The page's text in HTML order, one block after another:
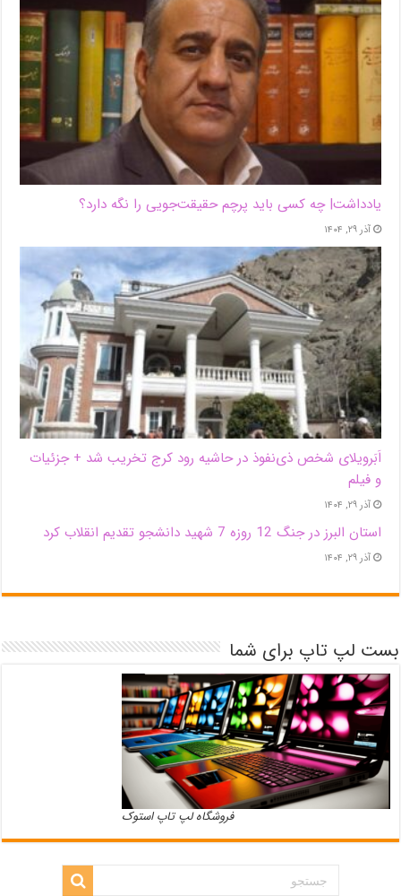
یادداشت| ‌چه کسی باید پرچم حقیقت‌جویی را نگه دارد؟
آذر ۲۹, ۱۴۰۴
اَبَر‌ویلای شخص ذی‌نفوذ در حاشیه‌ رود کرج تخریب شد + جزئیات
و فیلم
آذر ۲۹, ۱۴۰۴
استان البرز در جنگ 12 روزه 7 شهید دانشجو تقدیم انقلاب کرد
آذر ۲۹, ۱۴۰۴
بست لپ تاپ برای شما
فروشگاه لپ تاپ استوک